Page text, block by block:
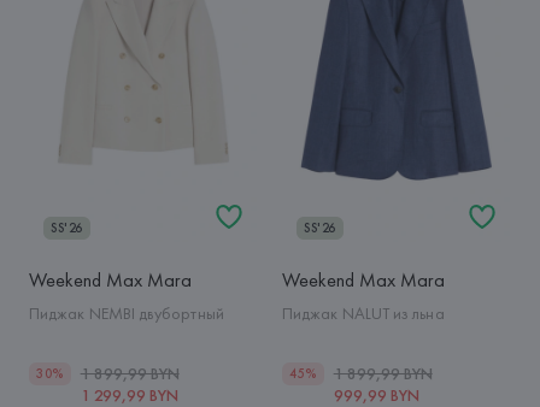
SS'26
Weekend Max Mara
Пиджак NEMBI двубортный
30%
1 899,99 BYN
1 299,99 BYN
SS'26
Weekend Max Mara
Пиджак NALUT из льна
45%
1 899,99 BYN
999,99 BYN